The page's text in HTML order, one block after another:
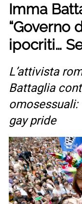
Imma
“Governo
ipocriti…
L’attivista
Battaglia
omosessuali:
gay pride